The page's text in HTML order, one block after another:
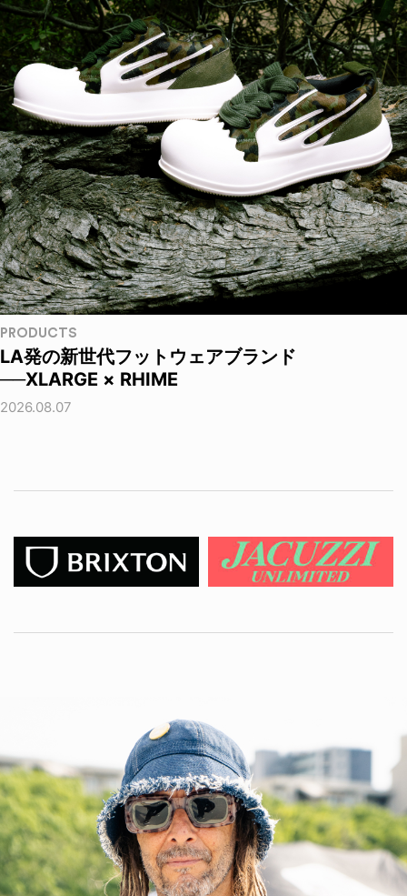
PRODUCTS
LA発の新世代フットウェアブランド
──XLARGE × RHIME
2026.08.07